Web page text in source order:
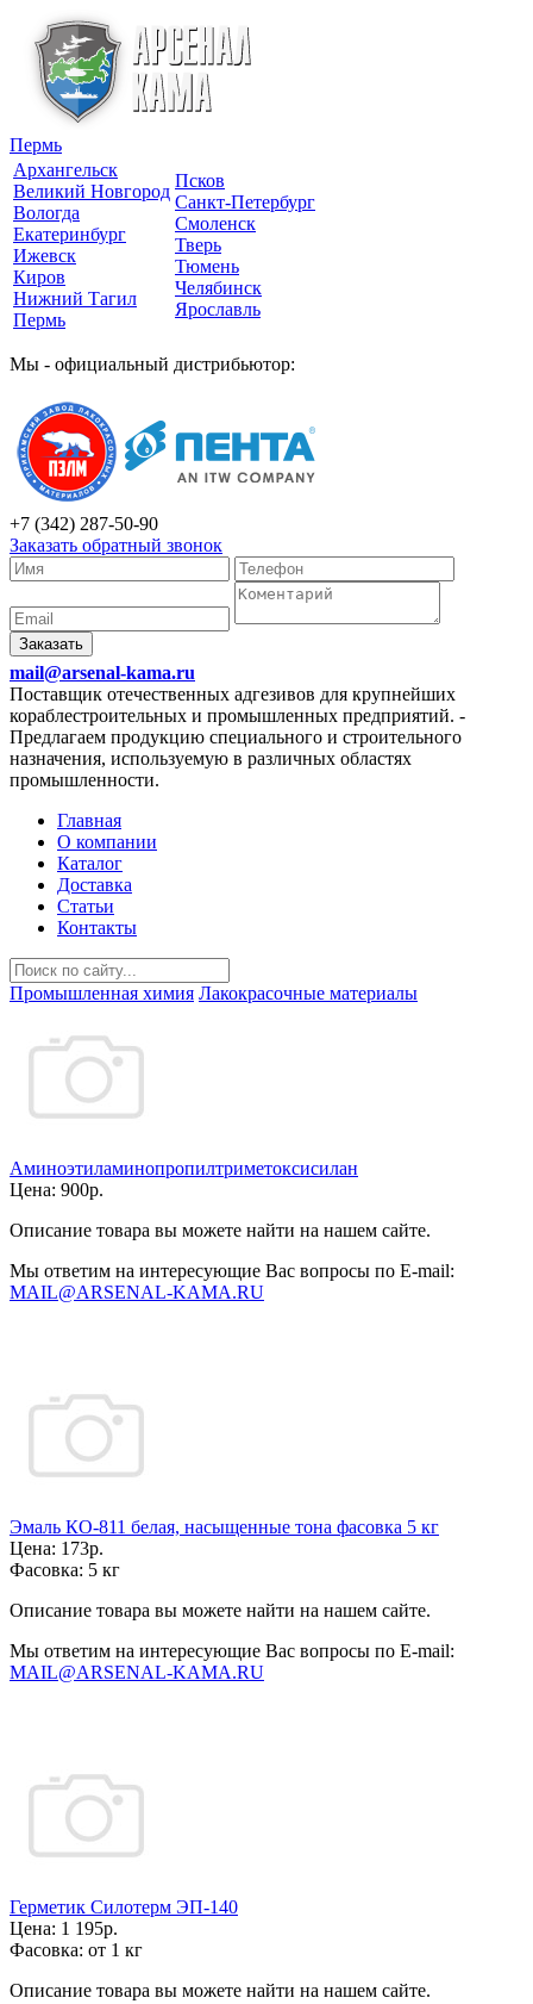
Пермь
Архангельск
Великий Новгород
Вологда
Екатеринбург
Ижевск
Киров
Нижний Тагил
Пермь
Псков
Санкт-Петербург
Смоленск
Тверь
Тюмень
Челябинск
Ярославль
Мы - официальный дистрибьютор:
+7 (342) 287-50-90
Заказать обратный звонок
Заказать
mail@arsenal-kama.ru
Поставщик отечественных адгезивов для крупнейших
кораблестроительных и промышленных предприятий. -
Предлагаем продукцию специального и строительного
назначения, используемую в различных областях
промышленности.
Главная
О компании
Каталог
Доставка
Статьи
Контакты
Промышленная химия Лакокрасочные материалы
Аминоэтиламинопропилтриметоксисилан
Цена: 900р.
Описание товара вы можете найти на нашем сайте.
Мы ответим на интересующие Вас вопросы по E-mail:
MAIL@ARSENAL-KAMA.RU
Эмаль КО-811 белая, насыщенные тона фасовка 5 кг
Цена: 173р.
Фасовка: 5 кг
Описание товара вы можете найти на нашем сайте.
Мы ответим на интересующие Вас вопросы по E-mail:
MAIL@ARSENAL-KAMA.RU
Герметик Силотерм ЭП-140
Цена: 1 195р.
Фасовка: от 1 кг
Описание товара вы можете найти на нашем сайте.